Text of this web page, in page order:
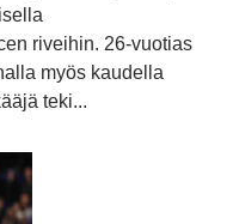
riveihin. 26-vuotias
myös kaudella
teki...